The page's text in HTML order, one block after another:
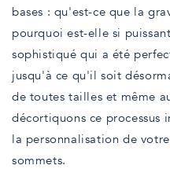
bases : qu'est-ce que la
pourquoi est-elle si
sophistiqué qui a été
jusqu'à ce qu'il soit
de toutes tailles et même
décortiquons ce
la personnalisation de
sommets.